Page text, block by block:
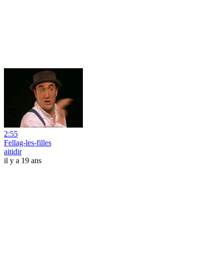
2:55
Fellag-les-filles
aitidir
il y a 19 ans